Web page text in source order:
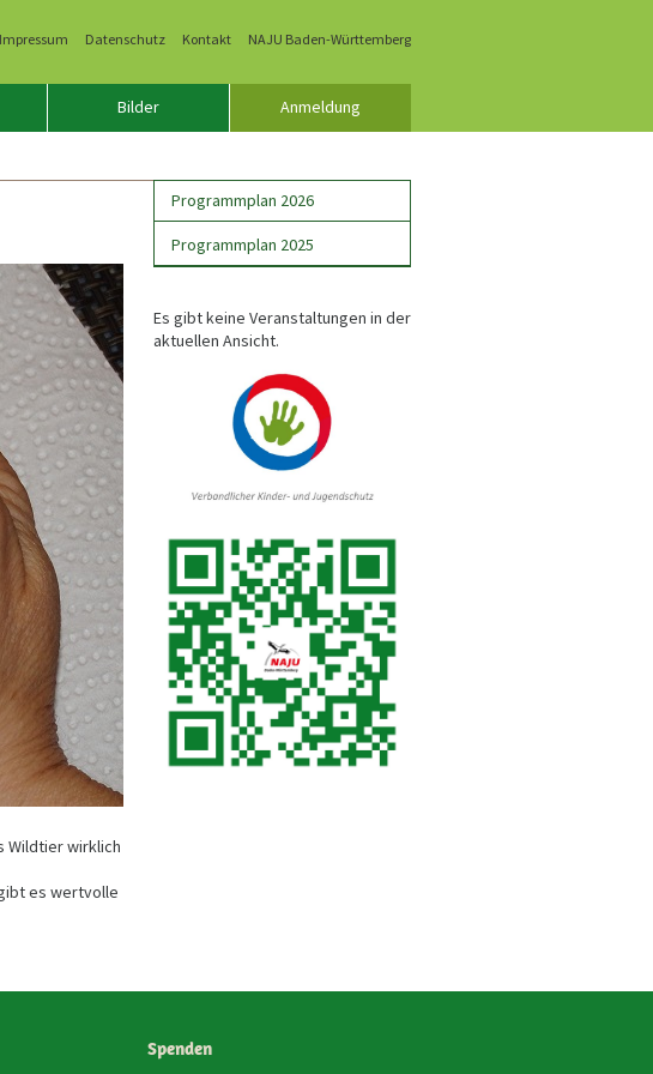
Impressum Datenschutz Kontakt NAJU Baden-Württemberg
Bilder Anmeldung
Wildtier wirklich
es wertvolle
Programmplan 2026
Programmplan 2025
Es gibt keine Veranstaltungen in der
aktuellen Ansicht.
Spenden